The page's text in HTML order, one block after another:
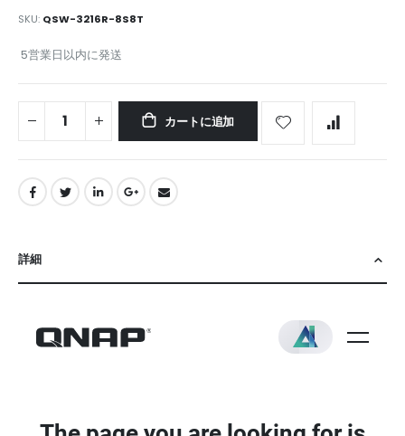
SKU QSW-3216R-8S8T
5営業日以内に発送
カートに追加
詳細